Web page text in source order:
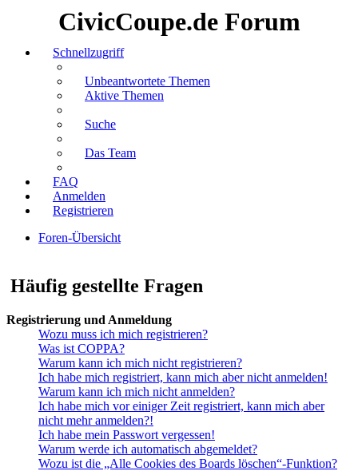
CivicCoupe.de Forum
Schnellzugriff
Unbeantwortete Themen
Aktive Themen
Suche
Das Team
FAQ
Anmelden
Registrieren
Foren-Übersicht
Häufig gestellte Fragen
Registrierung und Anmeldung
Wozu muss ich mich registrieren?
Was ist COPPA?
Warum kann ich mich nicht registrieren?
Ich habe mich registriert, kann mich aber nicht anmelden!
Warum kann ich mich nicht anmelden?
Ich habe mich vor einiger Zeit registriert, kann mich aber
nicht mehr anmelden?!
Ich habe mein Passwort vergessen!
Warum werde ich automatisch abgemeldet?
Wozu ist die „Alle Cookies des Boards löschen“-Funktion?